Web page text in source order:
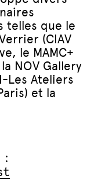
telles que le
(CIAV
le MAMC+
NOV Gallery
Les Ateliers
et la
: